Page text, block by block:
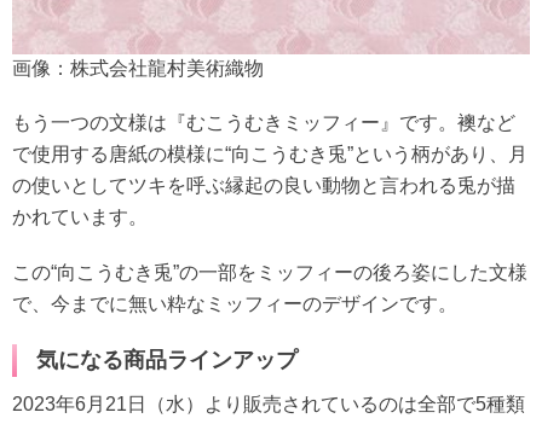
画像：株式会社龍村美術織物
もう一つの文様は『むこうむきミッフィー』です。襖など
で使用する唐紙の模様に“向こうむき兎”という柄があり、月
の使いとしてツキを呼ぶ縁起の良い動物と言われる兎が描
かれています。
この“向こうむき兎”の一部をミッフィーの後ろ姿にした文様
で、今までに無い粋なミッフィーのデザインです。
気になる商品ラインアップ
2023年6月21日（水）より販売されているのは全部で5種類